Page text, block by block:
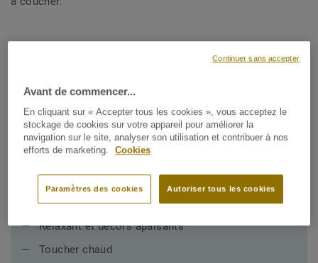
Principales
exigences
Relaxant et décors apaisants
Toucher chaud
Avant de commencer...
En cliquant sur « Accepter tous les cookies », vous acceptez le
stockage de cookies sur votre appareil pour améliorer la
navigation sur le site, analyser son utilisation et contribuer à nos
efforts de marketing.
Cookies
Paramètres des cookies Autoriser tous les cookies
Continuer sans accepter